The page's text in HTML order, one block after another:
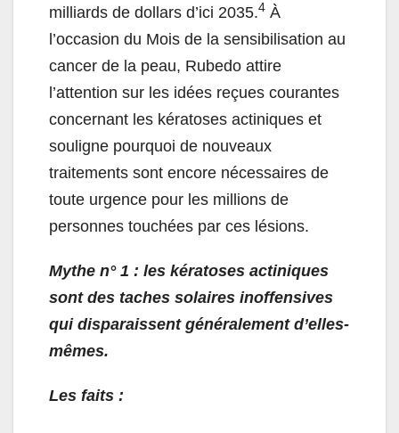
milliards de dollars d’ici 2035.4 À
l’occasion du Mois de la sensibilisation au
cancer de la peau, Rubedo attire
l’attention sur les idées reçues courantes
concernant les kératoses actiniques et
souligne pourquoi de nouveaux
traitements sont encore nécessaires de
toute urgence pour les millions de
personnes touchées par ces lésions.
Mythe n° 1 : les kératoses actiniques
sont des taches solaires inoffensives
qui disparaissent généralement d’elles-
mêmes.
Les faits :